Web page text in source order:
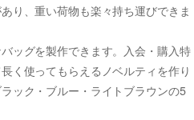
り、重い荷物も楽々持ち運びできま
ッグを製作できます。入会・購入特
く使ってもらえるノベルティを作り
ック・ブルー・ライトブラウンの5